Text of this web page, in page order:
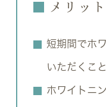
メリット
短期間でホ
いただくこ
ホワイトニ